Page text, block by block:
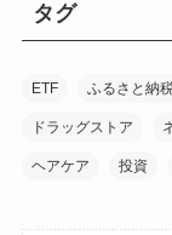
タグ
ETF ふるさと納
ドラッグストア
ヘアケア 投資